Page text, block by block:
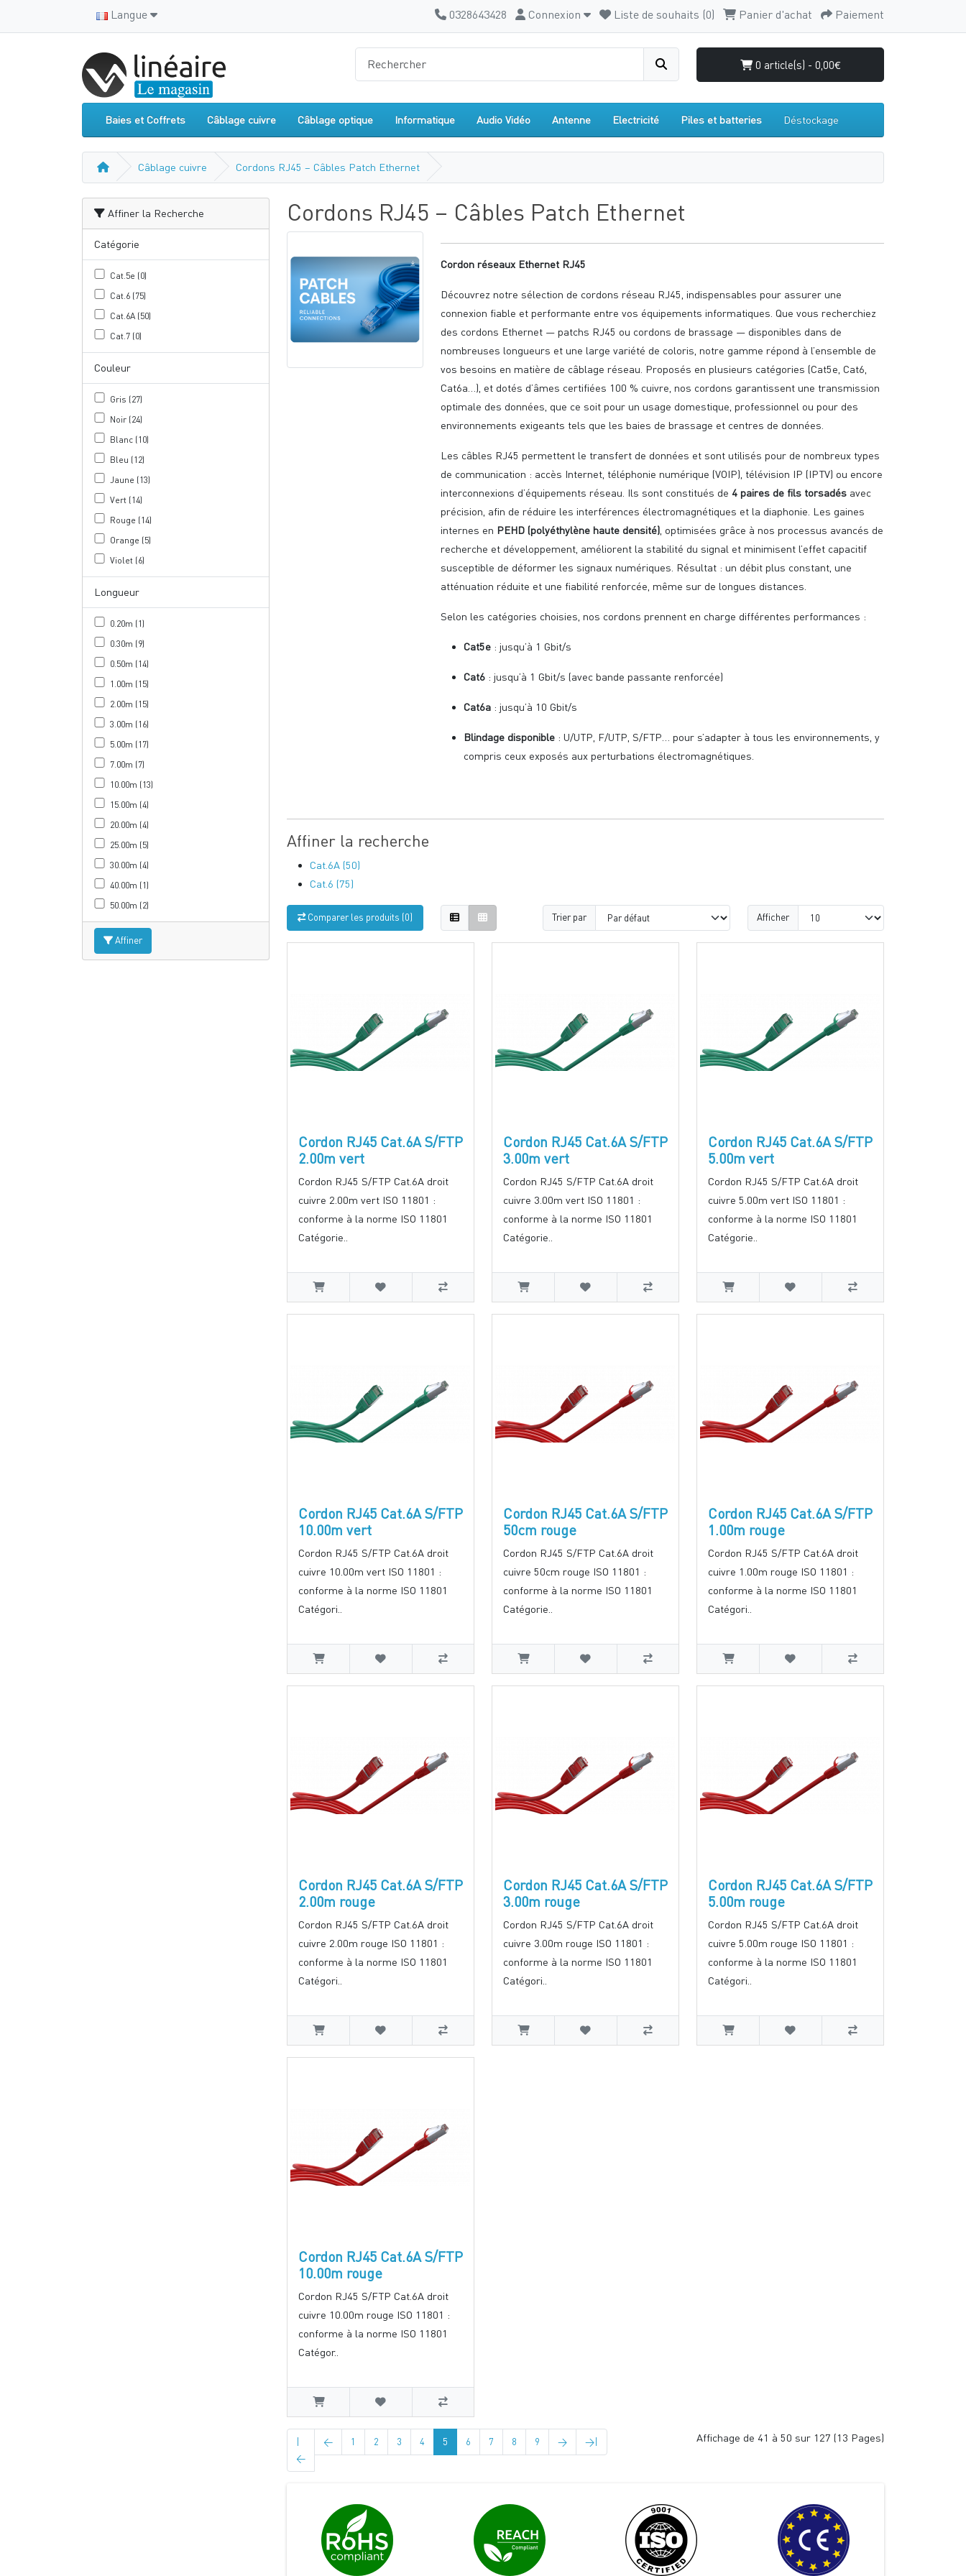
Langue 0328643428 Connexion Liste de souhaits (0) Panier d'achat Paiement
0 article(s) - 0,00€
Baies et Coffrets Câblage cuivre Câblage optique Informatique Audio Vidéo Antenne Electricité Piles et batteries Déstockage
Câblage cuivre Cordons RJ45 – Câbles Patch Ethernet
Affiner la Recherche
Catégorie
Cat.5e (0)
Cat.6 (75)
Cat.6A (50)
Cat.7 (0)
Couleur
Gris (27)
Noir (24)
Blanc (10)
Bleu (12)
Jaune (13)
Vert (14)
Rouge (14)
Orange (5)
Violet (6)
Longueur
0.20m (1)
0.30m (9)
0.50m (14)
1.00m (15)
2.00m (15)
3.00m (16)
5.00m (17)
7.00m (7)
10.00m (13)
15.00m (4)
20.00m (4)
25.00m (5)
30.00m (4)
40.00m (1)
50.00m (2)
Affiner
Cordons RJ45 – Câbles Patch Ethernet
Cordon réseaux Ethernet RJ45
Découvrez notre sélection de cordons réseau RJ45, indispensables pour assurer une
connexion fiable et performante entre vos équipements informatiques. Que vous recherchiez
des cordons Ethernet — patchs RJ45 ou cordons de brassage — disponibles dans de
nombreuses longueurs et une large variété de coloris, notre gamme répond à l’ensemble de
vos besoins en matière de câblage réseau. Proposés en plusieurs catégories (Cat5e, Cat6,
Cat6a…), et dotés d’âmes certifiées 100 % cuivre, nos cordons garantissent une transmission
optimale des données, que ce soit pour un usage domestique, professionnel ou pour des
environnements exigeants tels que les baies de brassage et centres de données.
Les câbles RJ45 permettent le transfert de données et sont utilisés pour de nombreux types
de communication : accès Internet, téléphonie numérique (VOIP), télévision IP (IPTV) ou encore
interconnexions d’équipements réseau. Ils sont constitués de 4 paires de fils torsadésavec
précision, afin de réduire les interférences électromagnétiques et la diaphonie. Les gaines
internes en PEHD (polyéthylène haute densité), optimisées grâce à nos processus avancés de
recherche et développement, améliorent la stabilité du signal et minimisent l’effet capacitif
susceptible de déformer les signaux numériques. Résultat : un débit plus constant, une
atténuation réduite et une fiabilité renforcée, même sur de longues distances.
Selon les catégories choisies, nos cordons prennent en charge différentes performances :
Cat5e: jusqu’à 1 Gbit/s
Cat6: jusqu’à 1 Gbit/s (avec bande passante renforcée)
Cat6a: jusqu’à 10 Gbit/s
Blindage disponible: U/UTP, F/UTP, S/FTP… pour s’adapter à tous les environnements, y
compris ceux exposés aux perturbations électromagnétiques.
Affiner la recherche
Cat.6A (50)
Cat.6 (75)
Comparer les produits (0) Trier par Afficher
Cordon RJ45 Cat.6A S/FTP
2.00m vert
Cordon RJ45 S/FTP Cat.6A droit
cuivre 2.00m vert ISO 11801 :
conforme à la norme ISO 11801
Catégorie..
Cordon RJ45 Cat.6A S/FTP
3.00m vert
Cordon RJ45 S/FTP Cat.6A droit
cuivre 3.00m vert ISO 11801 :
conforme à la norme ISO 11801
Catégorie..
Cordon RJ45 Cat.6A S/FTP
5.00m vert
Cordon RJ45 S/FTP Cat.6A droit
cuivre 5.00m vert ISO 11801 :
conforme à la norme ISO 11801
Catégorie..
Cordon RJ45 Cat.6A S/FTP
10.00m vert
Cordon RJ45 S/FTP Cat.6A droit
cuivre 10.00m vert ISO 11801 :
conforme à la norme ISO 11801
Catégori..
Cordon RJ45 Cat.6A S/FTP
50cm rouge
Cordon RJ45 S/FTP Cat.6A droit
cuivre 50cm rouge ISO 11801 :
conforme à la norme ISO 11801
Catégorie..
Cordon RJ45 Cat.6A S/FTP
1.00m rouge
Cordon RJ45 S/FTP Cat.6A droit
cuivre 1.00m rouge ISO 11801 :
conforme à la norme ISO 11801
Catégori..
Cordon RJ45 Cat.6A S/FTP
2.00m rouge
Cordon RJ45 S/FTP Cat.6A droit
cuivre 2.00m rouge ISO 11801 :
conforme à la norme ISO 11801
Catégori..
Cordon RJ45 Cat.6A S/FTP
3.00m rouge
Cordon RJ45 S/FTP Cat.6A droit
cuivre 3.00m rouge ISO 11801 :
conforme à la norme ISO 11801
Catégori..
Cordon RJ45 Cat.6A S/FTP
5.00m rouge
Cordon RJ45 S/FTP Cat.6A droit
cuivre 5.00m rouge ISO 11801 :
conforme à la norme ISO 11801
Catégori..
Cordon RJ45 Cat.6A S/FTP
10.00m rouge
Cordon RJ45 S/FTP Cat.6A droit
cuivre 10.00m rouge ISO 11801 :
conforme à la norme ISO 11801
Catégor..
<
< 1 2 3 4 5 6 7 8 9 > >| Affichage de 41 à 50 sur 127 (13 Pages)